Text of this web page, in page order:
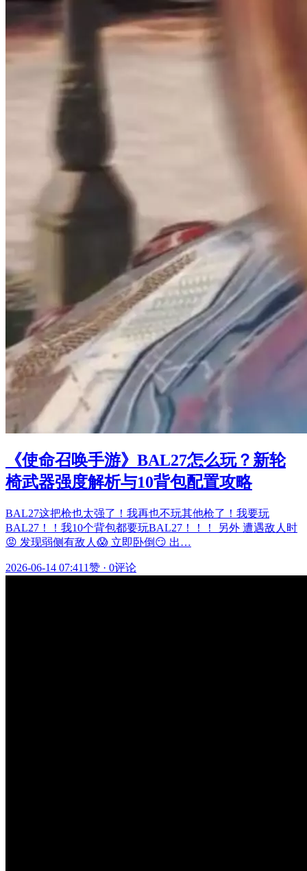
《使命召唤手游》BAL27怎么玩？新轮
椅武器强度解析与10背包配置攻略
BAL27这把枪也太强了！我再也不玩其他枪了！我要玩
BAL27！！我10个背包都要玩BAL27！！！ 另外 遭遇敌人时
😡 发现弱侧有敌人😱 立即卧倒😏 出…
2026-06-14 07:41 1赞 · 0评论